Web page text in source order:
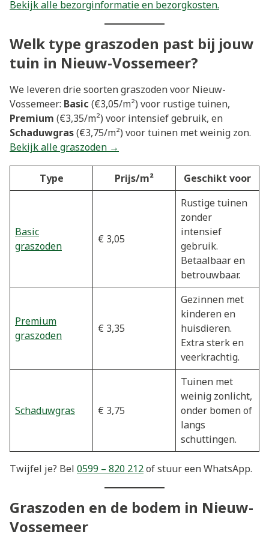
Bekijk alle bezorginformatie en bezorgkosten.
Welk type graszoden past bij jouw
tuin in Nieuw-Vossemeer?
We leveren drie soorten graszoden voor Nieuw-
Vossemeer: Basic (€3,05/m²) voor rustige tuinen,
Premium (€3,35/m²) voor intensief gebruik, en
Schaduwgras(€3,75/m²) voor tuinen met weinig zon.
Bekijk alle graszoden →
Type Prijs/m² Geschikt voor
Basic
graszoden
€ 3,05
Rustige tuinen
zonder
intensief
gebruik.
Betaalbaar en
betrouwbaar.
Premium
graszoden
€ 3,35
Gezinnen met
kinderen en
huisdieren.
Extra sterk en
veerkrachtig.
Schaduwgras € 3,75
Tuinen met
weinig zonlicht,
onder bomen of
langs
schuttingen.
Twijfel je? Bel 0599 – 820 212of stuur een WhatsApp.
Graszoden en de bodem in Nieuw-
Vossemeer